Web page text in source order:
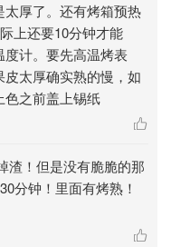
切小丁加whipping
套按压混合均匀。2️⃣
，不粘锅小火翻炒，把
泥放凉，或者放冰箱
cream 50g，
厚了。还有烤箱预热
上还要10分钟才能
计。要先高温烤表
太厚确实熟的慢，如
色之前盖上锡纸
渣！但是没有脆脆的那
分钟！里面有烤熟！